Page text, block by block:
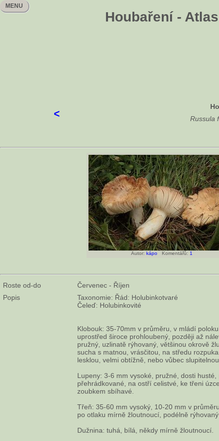
Houbaření -
MENU
<
Russula
Autor: kápo Komentářů: 1
Roste od-do
Červenec - Říjen
Popis
Taxonomie: Řád: Holubinkotvaré
Čeleď: Holubinkovité
Klobouk: 35-70mm v průměru, v mládí
uprostřed široce prohloubený, později až
pružný, uzlinatě rýhovaný, většinou okrově
sucha s matnou, vrásčitou, na středu
lesklou, velmi obtížně, nebo vůbec
Lupeny: 3-6 mm vysoké, pružné, dosti
přehrádkované, na ostří celistvé, ke třeni
zoubkem sbíhavé.
Třeň: 35-60 mm vysoký, 10-20 mm v
po otlaku mírně žloutnoucí, podélně
Dužnina: tuhá, bílá, někdy mírně žloutnoucí.